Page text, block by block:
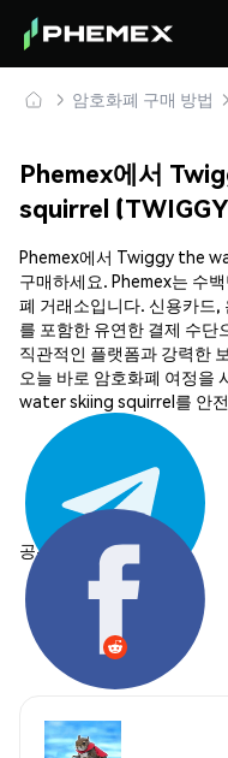
암호화폐 구매 방법
Phemex에서
squirrel
Phemex에서 Twiggy the
구매하세요. Phemex는 수
폐 거래소입니다. 신용카드,
를 포함한 유연한 결제 수단
직관적인 플랫폼과 강력한
오늘 바로 암호화폐 여정을
water skiing squirrel를 안
공유하기: